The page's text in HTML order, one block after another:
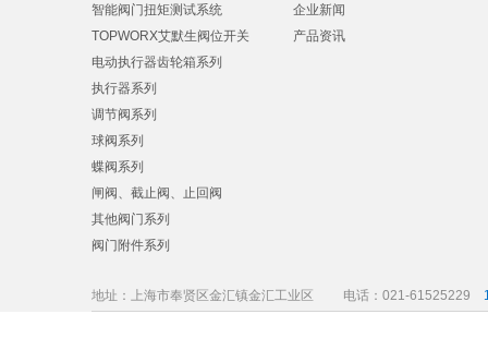
智能阀门扭矩测试系统
TOPWORX艾默生阀位开关
电动执行器齿轮箱系列
执行器系列
调节阀系列
球阀系列
蝶阀系列
闸阀、截止阀、止回阀
其他阀门系列
阀门附件系列
企业新闻
产品资讯
地址：上海市奉贤区金汇镇金汇工业区 电话：021-61525229